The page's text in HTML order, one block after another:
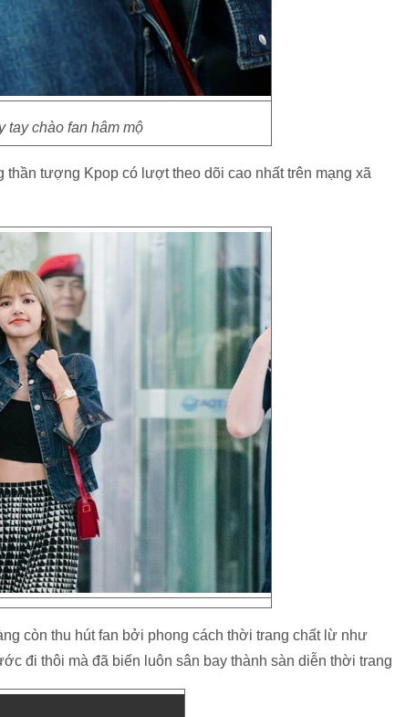
tay chào fan hâm mộ
thần tượng Kpop có lượt theo dõi cao nhất trên mạng xã
còn thu hút fan bởi phong cách thời trang chất lừ như
đi thôi mà đã biến luôn sân bay thành sàn diễn thời trang